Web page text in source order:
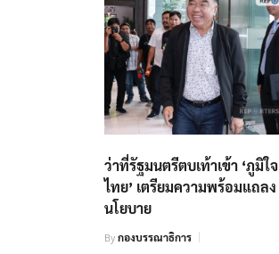
ว่าที่รัฐมนตรีตบเท้าเข้า ‘ภูมิใจ
ไทย’ เตรียมความพร้อมแถลง
นโยบาย
Byกองบรรณาธิการ